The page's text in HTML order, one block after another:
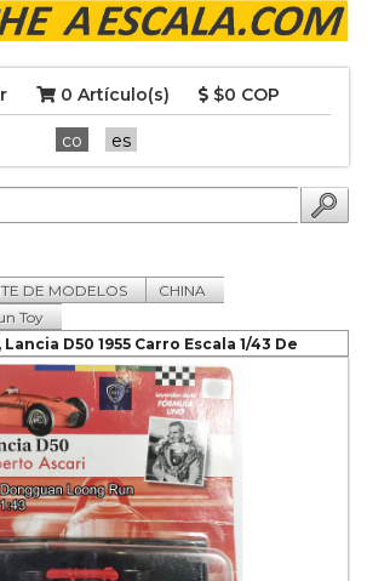
0 Artículo(s) $0 COP
co es
DE MODELOS
CHINA
Toy
D50 1955 Carro Escala 1/43 De